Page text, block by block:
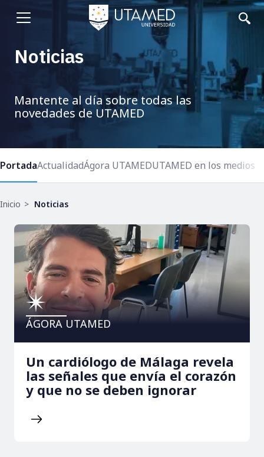
Abrir
menu
Noticias
Mantente al día sobre todas las
novedades de UTAMED
PortadaActualidadÁgora UTAMEDUTAMED en los medios
Ruta
navegación
Inicio Noticias
ÁGORA UTAMED
Un cardiólogo de Málaga revela
las señales que envía el corazón
y que no se deben ignorar